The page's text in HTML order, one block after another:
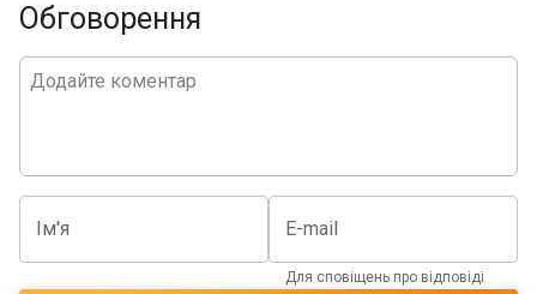
Обговорення
Ім'я E-mail
Для сповіщень про відповіді